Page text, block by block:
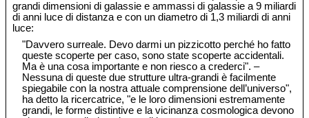
grandi dimensioni di galassie e ammassi di galassie a 9 miliardi
di anni luce di distanza e con un diametro di 1,3 miliardi di anni
luce:
"Davvero surreale. Devo darmi un pizzicotto perché ho fatto
queste scoperte per caso, sono state scoperte accidentali.
Ma è una cosa importante e non riesco a crederci". –
Nessuna di queste due strutture ultra-grandi è facilmente
spiegabile con la nostra attuale comprensione dell’universo",
ha detto la ricercatrice, "e le loro dimensioni estremamente
grandi, le forme distintive e la vicinanza cosmologica devono